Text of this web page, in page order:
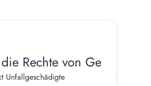
Rechte von Geschädigten
Unfallgeschädigte